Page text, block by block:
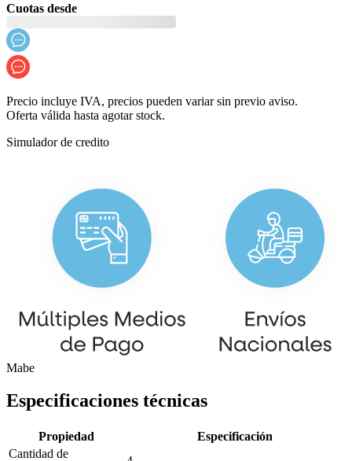
Cuotas desde
Precio incluye IVA, precios pueden variar sin previo aviso.
Oferta válida hasta agotar stock.
Simulador de credito
Mabe
Especificaciones técnicas
Propiedad
Especificación
Cantidad de